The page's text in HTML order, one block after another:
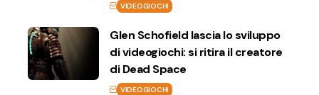
VIDEOGIOCHI
Glen Schofield lascia lo sviluppo
di videogiochi: si ritira il creatore
di Dead Space
VIDEOGIOCHI